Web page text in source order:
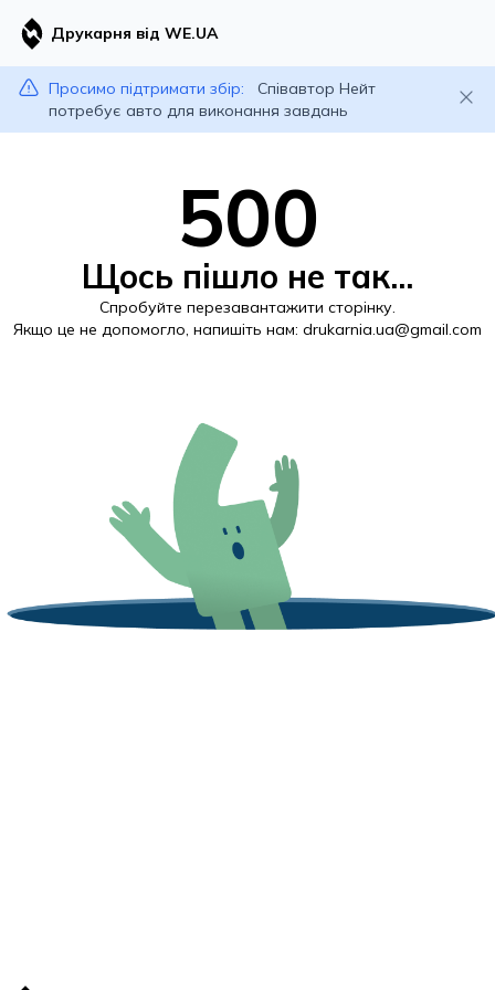
Друкарня від WE.UA
Просимо підтримати збір:
Співавтор Нейт
потребує авто для виконання завдань
500
Щось пішло не так...
Спробуйте перезавантажити сторінку.
Якщо це не допомогло, напишіть нам: drukarnia.ua@gmail.com